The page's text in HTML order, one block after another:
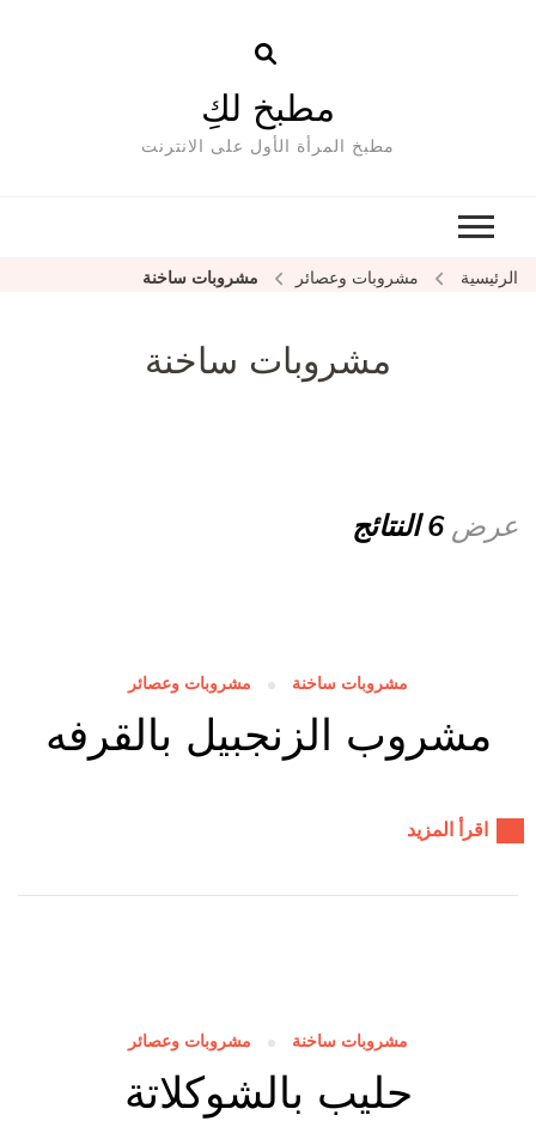
مطبخ لكِ
مطبخ المرأة الأول على الانترنت
الرئيسية مشروبات وعصائر مشروبات ساخنة
مشروبات ساخنة
عرض6 النتائج
مشروبات ساخنة مشروبات وعصائر
مشروب الزنجبيل بالقرفه
اقرأ المزيد
مشروبات ساخنة مشروبات وعصائر
حليب بالشوكلاتة